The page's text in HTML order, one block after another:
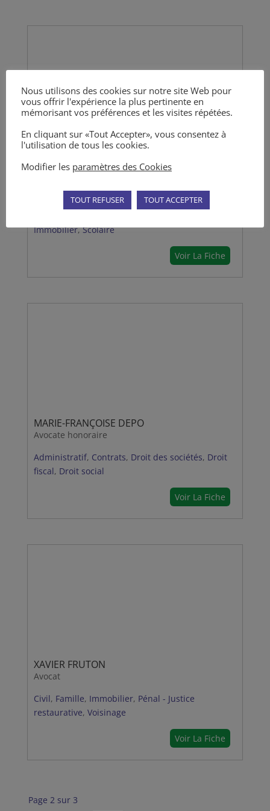
MARIE-LAURE SILLAC
communication
Immobilier,Scolaire
Voir La Fiche
MARIE-FRANÇOISE DEPO
Avocate honoraire
Administratif, Contrats, Droit des sociétés, Droit
fiscal, Droit social
Voir La Fiche
XAVIER FRUTON
Avocat
Civil, Famille, Immobilier, Pénal - Justice
restaurative, Voisinage
Voir La Fiche
Page 2 sur 3
Nous utilisons des cookies sur notre site Web pour
vous offrir l'expérience la plus pertinente en
mémorisant vos préférences et les visites répétées.
En cliquant sur «Tout Accepter», vous consentez à
l'utilisation de tous les cookies.
Modifier les paramètres des Cookies
TOUT REFUSER TOUT ACCEPTER